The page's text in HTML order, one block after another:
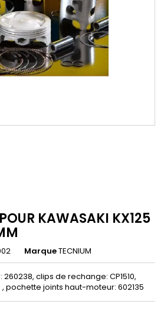
KAWASAKI KX125
MarqueTECNIUM
clips de rechange: CP1510,
pochette joints haut-moteur: 602135